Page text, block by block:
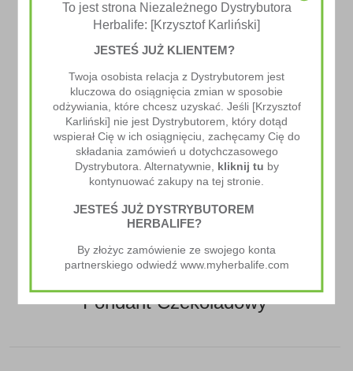
Poprzedni Artykuł
Hummus Buraczany
Fondant Czekoladowy
To jest strona Niezależnego Dystrybutora
Herbalife: [Krzysztof Karliński]
JESTEŚ JUŻ KLIENTEM?
Twoja osobista relacja z Dystrybutorem jest
kluczowa do osiągnięcia zmian w sposobie
odżywiania, które chcesz uzyskać. Jeśli [Krzysztof
Karliński] nie jest Dystrybutorem, który dotąd
wspierał Cię w ich osiągnięciu, zachęcamy Cię do
składania zamówień u dotychczasowego
Dystrybutora. Alternatywnie, kliknij tu by
kontynuować zakupy na tej stronie.
JESTEŚ JUŻ DYSTRYBUTOREM
HERBALIFE?
By złożyc zamówienie ze swojego konta
partnerskiego odwiedź www.myherbalife.com